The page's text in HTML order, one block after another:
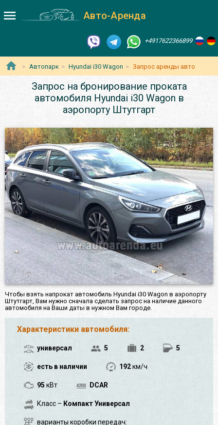
Авто-Аренда
+4917622366899
Автопарк Hyundai i30 Wagon Запрос аренды авто
Запрос на бронирование проката
автомобиля Hyundai i30 Wagon в
аэропорту Штутгарт
Чтобы взять напрокат автомобиль Hyundai i30 Wagon в аэропорту
Штутгарт, Вам нужно сначала сделать запрос на наличие данного
автомобиля на Ваши даты в нужном Вам городе.
Характеристики автомобиля:
универсал 5 2 5
есть в наличии 192км/ч
95 кВт DCAR
Класс – Компакт Универсал
варианты коробки передач: